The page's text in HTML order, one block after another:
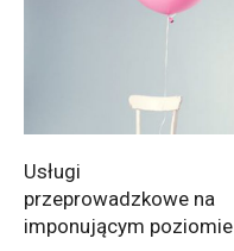
Usługi
przeprowadzkowe na
imponującym poziomie